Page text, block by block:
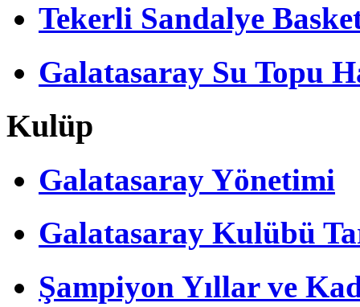
Tekerli Sandalye
Galatasaray Su Topu
Kulüp
Galatasaray Yönetimi
Galatasaray Kulübü
Şampiyon Yıllar ve